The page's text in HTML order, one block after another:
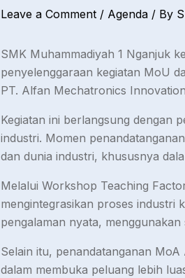
Leave a Comment / Agenda/ By
SMK Muhammadiyah 1 Nganjuk
penyelenggaraan kegiatan MoU
PT. Alfan Mechatronics
Kegiatan ini berlangsung dengan
industri. Momen
dan dunia industri, khususnya
Melalui Workshop Teaching
mengintegrasikan proses industri
pengalaman nyata,
Selain itu, penandatanganan
dalam membuka peluang lebih